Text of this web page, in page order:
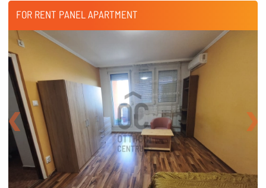
FOR RENT PANEL APARTMENT
Back